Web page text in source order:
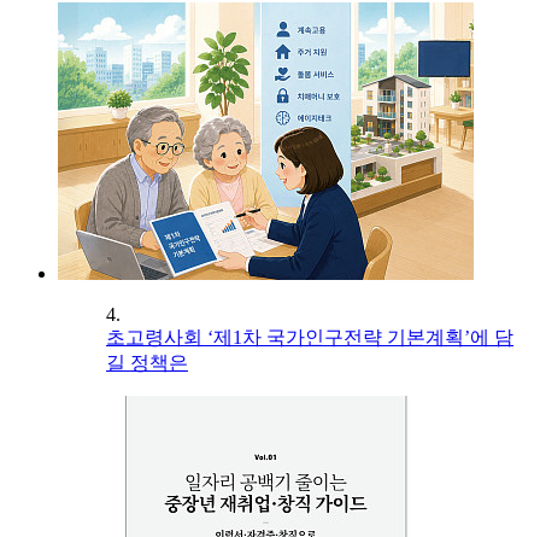
4.
초고령사회 ‘제1차 국가인구전략 기본계획’에 담
길 정책은